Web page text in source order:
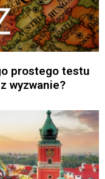
prostego testu
wyzwanie?